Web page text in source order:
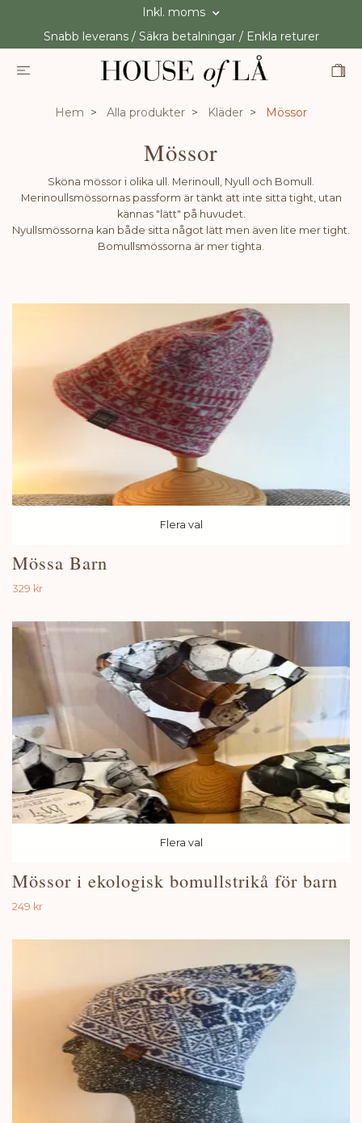
Inkl. moms
Snabb leverans / Säkra betalningar / Enkla returer
Hem Alla produkter Kläder Mössor
Mössor
Sköna mössor i olika ull. Merinoull, Nyull och Bomull.
Merinoullsmössornas passform är tänkt att inte sitta tight, utan
kännas "lätt" på huvudet.
Nyullsmössorna kan både sitta något lätt men även lite mer tight.
Bomullsmössorna är mer tighta.
Flera val
Mössa Barn
329 kr
Flera val
Mössor i ekologisk bomullstrikå för barn
249 kr